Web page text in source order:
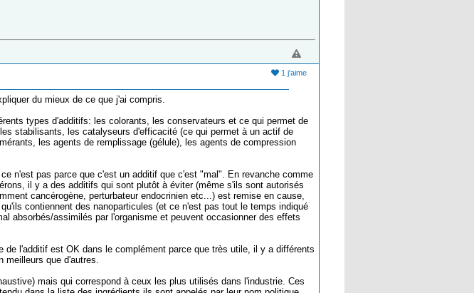
1 j'aime
du mieux de ce que j'ai compris.
types d'additifs: les colorants, les conservateurs et ce qui permet de
stabilisants, les catalyseurs d'efficacité (ce qui permet à un actif de
les agents de remplissage (gélule), les agents de compression
n'est pas parce que c'est un additif que c'est "mal". En revanche comme
il y a des additifs qui sont plutôt à éviter (même s'ils sont autorisés
cancérogène, perturbateur endocrinien etc...) est remise en cause,
contiennent des nanoparticules (et ce n'est pas tout le temps indiqué
absorbés/assimilés par l'organisme et peuvent occasionner des effets
de l'additif est OK dans le complément parce que très utile, il y a différents
meilleurs que d'autres.
mais qui correspond à ceux les plus utilisés dans l'industrie. Ces